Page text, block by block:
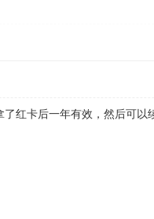
红卡后一年有效，然后可以